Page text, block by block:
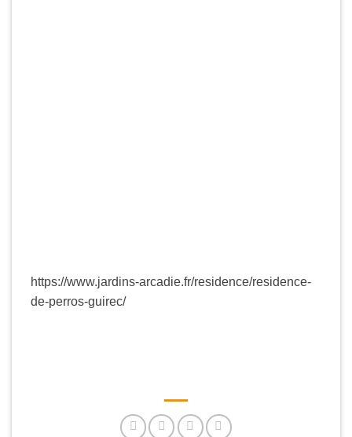
https://www.jardins-arcadie.fr/residence/residence-
de-perros-guirec/